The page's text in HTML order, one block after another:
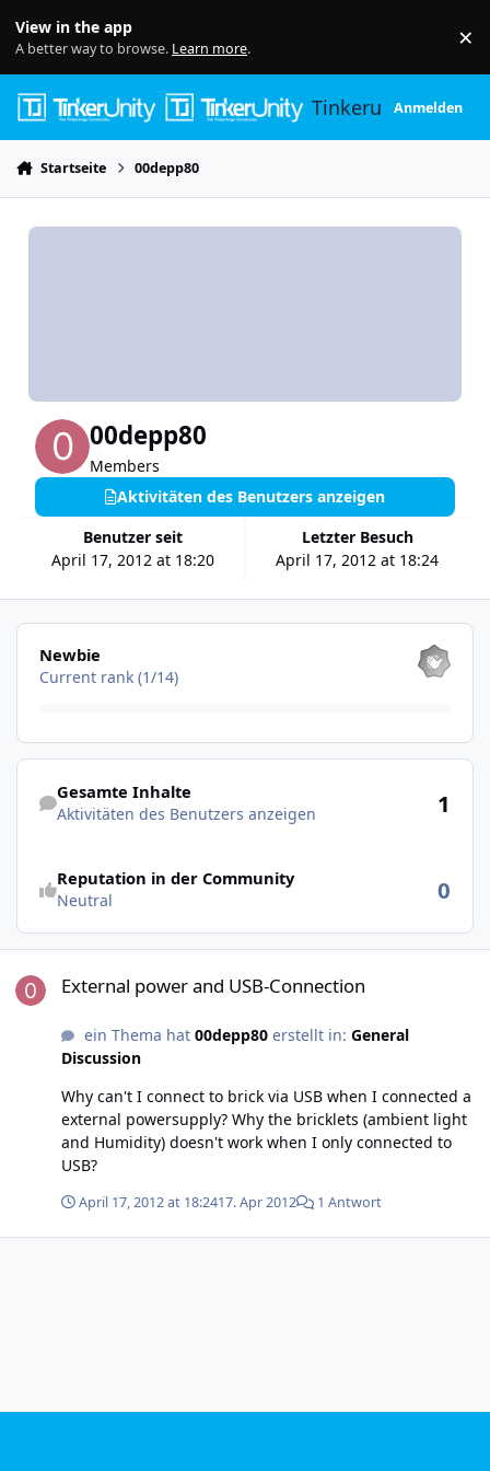
View in the app
A better way to browse. Learn more. ×
TinkerunityAnmelden
Startseite 00depp80
00depp80
Members
Benutzer seit
April 17, 2012 at 18:20
Letzter Besuch
April 17, 2012 at 18:24
Aktivitäten des Benutzers anzeigen
Alle anzeigen
Newbie
Current rank (1/14)
Aktivitäten des Benutzers anzeigen
Gesamte Inhalte
Aktivitäten des Benutzers anzeigen 1
Reputation in der Community
Neutral 0
External power and USB-Connection
ein Thema hat 00depp80erstellt in: General
Discussion
Why can't I connect to brick via USB when I connected a
external powersupply? Why the bricklets (ambient light
and Humidity) doesn't work when I only connected to
USB?
April 17, 2012 at 18:2417. Apr 2012 1 Antwort